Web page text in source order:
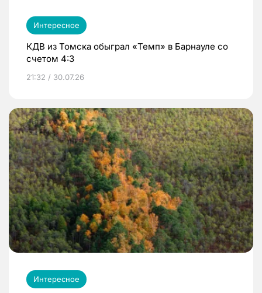
Интересное
КДВ из Томска обыграл «Темп» в Барнауле со
счетом 4:3
21:32 / 30.07.26
Интересное